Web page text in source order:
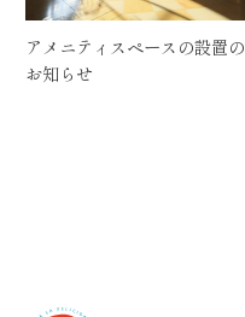
アメニティスペースの設置の
お知らせ